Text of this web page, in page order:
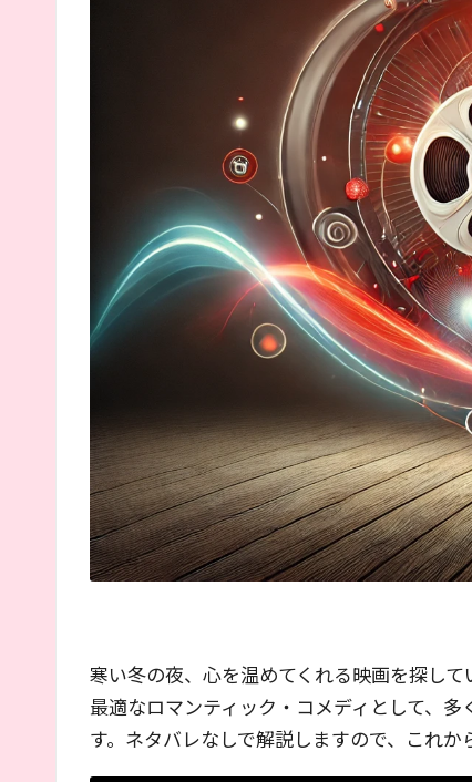
寒い冬の夜、心を温めてくれる映画を探し
最適なロマンティック・コメディとして、
す。ネタバレなしで解説しますので、これ